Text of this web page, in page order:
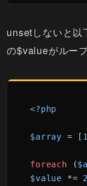
unsetしないと以
の$valueがルー
<?php
$array = [ 1
foreach (
$value *= 2